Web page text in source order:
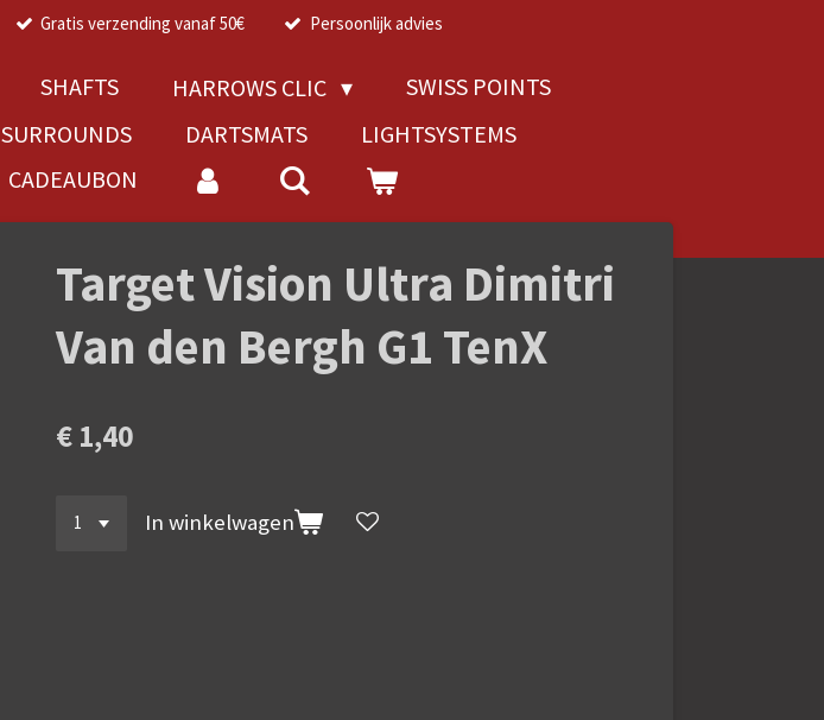
Gratis verzending vanaf 50€ Persoonlijk advies
SHAFTS HARROWS CLIC
SWISS POINTS
SURROUNDS DARTSMATS
LIGHTSYSTEMS
CADEAUBON
Target Vision Ultra Dimitri
Van den Bergh G1 TenX
€ 1,40
In winkelwagen